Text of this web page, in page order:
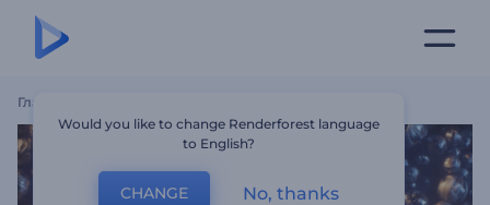
Главная
Would you like to change Renderforest language
to English?
CHANGE No, thanks